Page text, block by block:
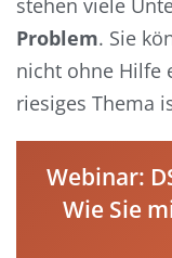
stehen viele
Problem. Sie
nicht ohne Hilfe
riesiges Thema
Webinar:
Wie Sie